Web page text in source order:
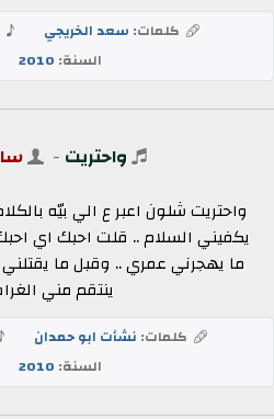
كلمات: سعد الخريجي
السنة: 2010
واحتريت -
واحتريت شلون اعبر ع الي بيّه
يكفيني السلام .. قلت احبك اي
ما يهجرني عمري .. وقبل ما
ينتقم مني
كلمات: نشأت ابو حمدان
السنة: 2010